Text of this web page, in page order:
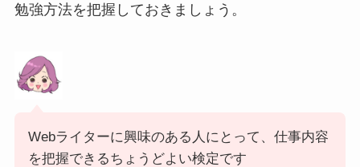
勉強方法を把握しておきましょう。
Webライターに興味のある人にとって、仕事内容
を把握できるちょうどよい検定です